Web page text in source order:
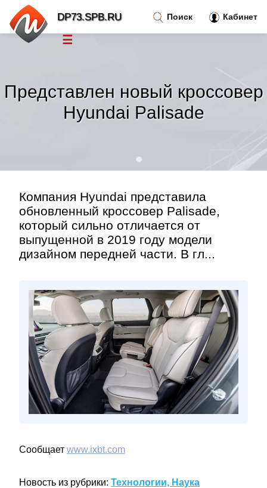
Представлен новый кроссовер
Hyundai Palisade
Компания Hyundai представила
обновленный кроссовер Palisade,
который сильно отличается от
выпущенной в 2019 году модели
дизайном передней части. В гл...
Сообщает www.ixbt.com
Новость из рубрики: Технологии, Наука
Поиск Кабинет
DP73.SPB.RU
☰
Тренды новостей»
Правила»
Контакт»